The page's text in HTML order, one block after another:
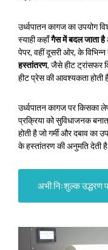
उर्ध्वपातन कागज का उपयोग
स्याही कहाँगैस में बदल जाता है
पेपर, वहीं दूसरी ओर, के
हस्तांतरण, जैसे हीट ट्रांसफर
हीट प्रेस की आवश्यकता होती
उर्ध्वपातन कागज पर किसका
प्रक्रिया को सुविधाजनक
होती है जो गर्मी और दबाव का
के हस्तांतरण की अनुमति देती
अभी निःशुल्क उद्धरण